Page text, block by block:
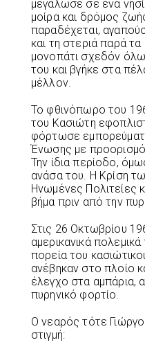
μεγάλωσε σε ένα
μοίρα και δρόμος
παραδέχεται,
και τη στεριά παρά
μονοπάτι σχεδόν
του και βγήκε στα
μέλλον.
Το φθινόπωρο του
του Κασιώτη
φόρτωσε
Ένωσης με
Την ίδια περίοδο,
ανάσα του. Η Κρίση
Ηνωμένες Πολιτείες
βήμα πριν από την
Στις 26 Οκτωβρίου
αμερικανικά
πορεία του
ανέβηκαν στο πλοίο
έλεγχο στα αμπάρια,
πυρηνικό φορτίο.
Ο νεαρός τότε
στιγμή: